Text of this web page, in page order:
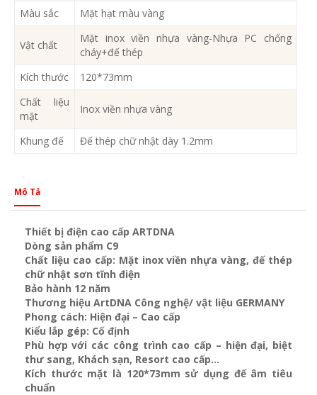
Màu sắc
Mặt hạt màu vàng
Vật chất
Mặt inox viền nhựa vàng-Nhựa PC chống
cháy+đế thép
Kích thước
120*73mm
Chất liệu
mặt
Inox viền nhựa vàng
Khung đế Đế thép chữ nhật dày 1.2mm
Mô Tả
Thiết bị điện cao cấp ARTDNA
Dòng sản phẩm C9
Chất liệu cao cấp: Mặt inox viền nhựa vàng, đế thép
chữ nhật sơn tĩnh điện
Bảo hành 12 năm
Thương hiệu ArtDNA Công nghệ/ vật liệu GERMANY
Phong cách: Hiện đại – Cao cấp
Kiểu lắp gép: Cố định
Phù hợp với các công trình cao cấp – hiện đại, biệt
thư sang, Khách sạn, Resort cao cấp…
Kích thước mặt là 120*73mm sử dụng đế âm tiêu
chuẩn